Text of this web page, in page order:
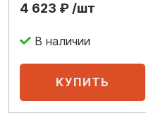
4 623 ₽ /шт
В наличии